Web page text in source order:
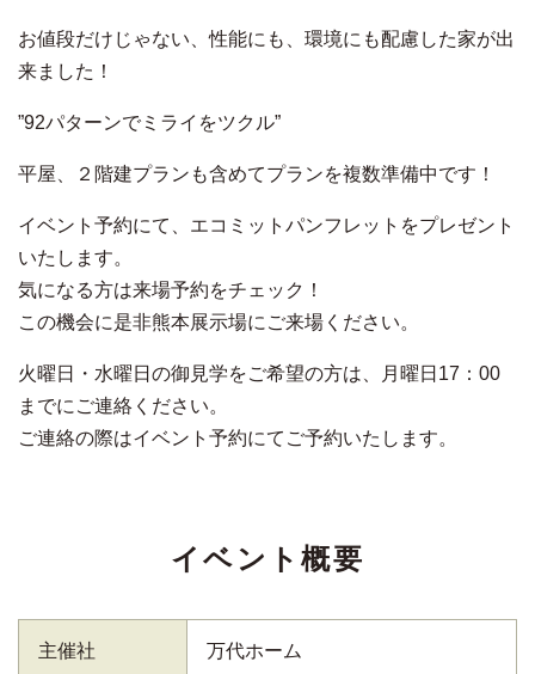
お値段だけじゃない、性能にも、環境にも配慮した家が出
来ました！
”92パターンでミライをツクル”
平屋、２階建プランも含めてプランを複数準備中です！
イベント予約にて、エコミットパンフレットをプレゼント
いたします。
気になる方は来場予約をチェック！
この機会に是非熊本展示場にご来場ください。
火曜日・水曜日の御見学をご希望の方は、月曜日17：00
までにご連絡ください。
ご連絡の際はイベント予約にてご予約いたします。
イベント概要
主催社 万代ホーム